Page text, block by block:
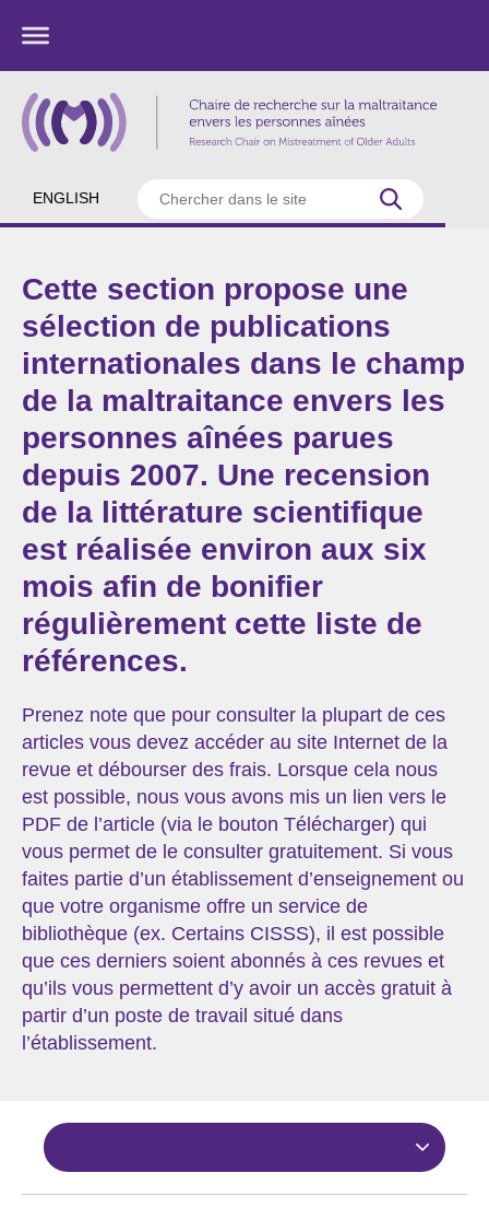
ENGLISH
Cette section propose une
sélection de publications
internationales dans le champ
de la maltraitance envers les
personnes aînées parues
depuis 2007. Une recension
de la littérature scientifique
est réalisée environ aux six
mois afin de bonifier
régulièrement cette liste de
références.
Prenez note que pour consulter la plupart de ces
articles vous devez accéder au site Internet de la
revue et débourser des frais. Lorsque cela nous
est possible, nous vous avons mis un lien vers le
PDF de l’article (via le bouton Télécharger) qui
vous permet de le consulter gratuitement. Si vous
faites partie d’un établissement d’enseignement ou
que votre organisme offre un service de
bibliothèque (ex. Certains CISSS), il est possible
que ces derniers soient abonnés à ces revues et
qu’ils vous permettent d’y avoir un accès gratuit à
partir d’un poste de travail situé dans
l’établissement.